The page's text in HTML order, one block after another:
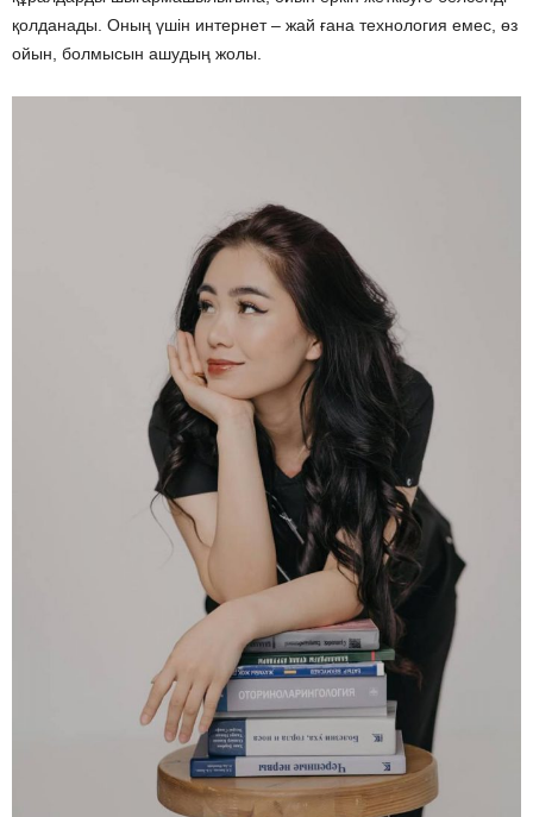
қолданады. Оның үшін интернет – жай ғана технология емес, өз
ойын, болмысын ашудың жолы.